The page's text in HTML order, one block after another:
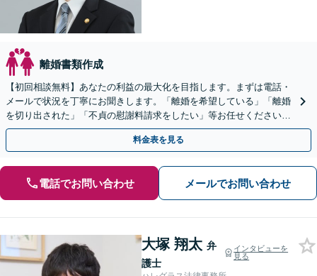
離婚書類作成
【初回相談無料】あなたの利益の最大化を目指します。まずは電話・
メールで状況を丁寧にお聞きします。「離婚を希望している」「離婚
を切り出された」「不貞の慰謝料請求をしたい」等お任せください。
【リーズナブルな料金設定】
料金表を見る
電話でお問い合わせ メールでお問い合わせ
大塚 翔太 弁
護士
インタビューを
見る